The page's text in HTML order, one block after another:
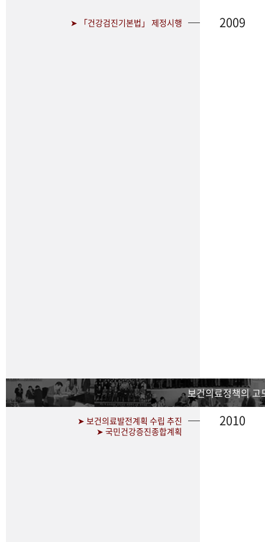
➤ 「건강검진기본법」 제정시행 2009
보건의료정책의 고
➤ 보건의료발전계획 수립 추진
➤ 국민건강증진종합계획
2010